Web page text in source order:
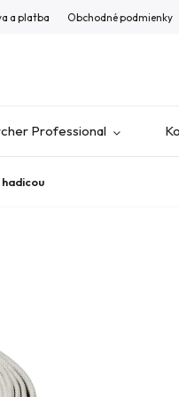
a platba Obchodné podmienky
Professional